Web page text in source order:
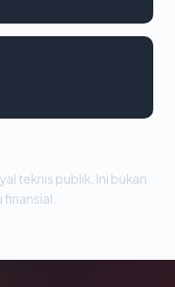
teknis publik. Ini bukan